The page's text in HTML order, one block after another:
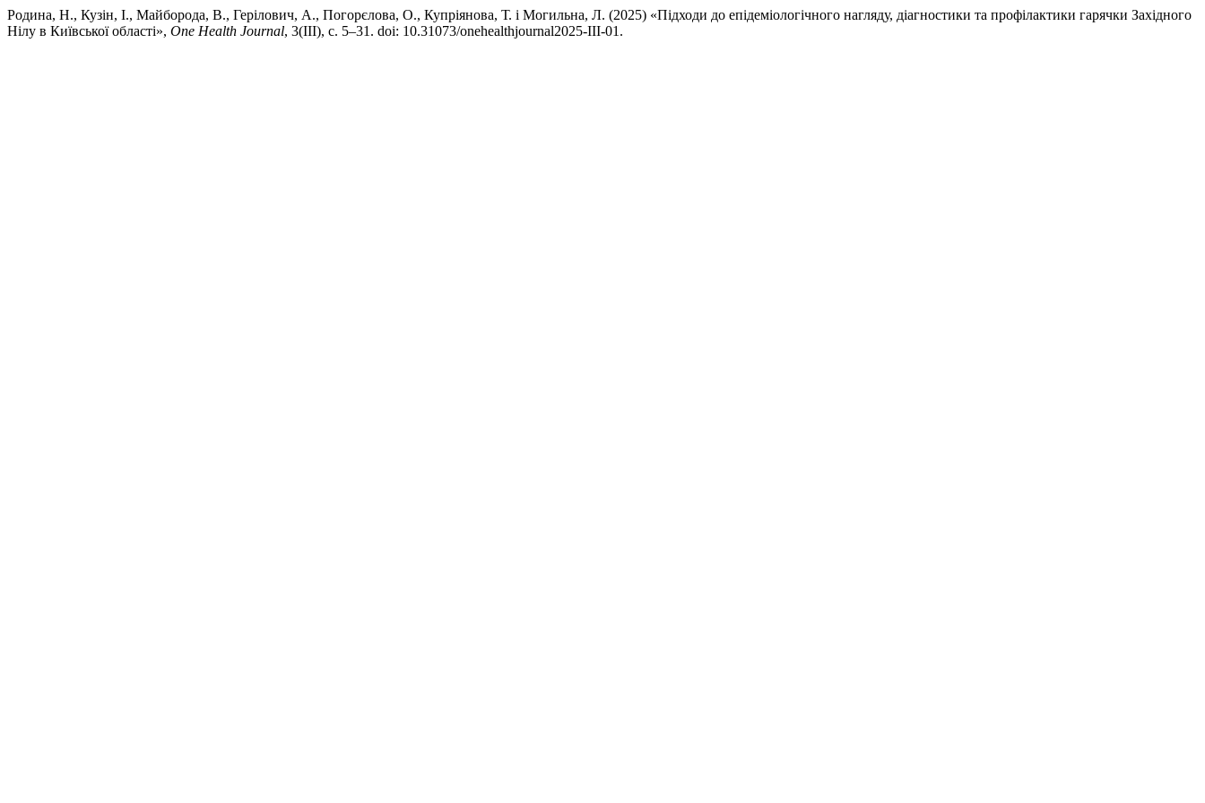
Родина, Н., Кузін, І., Майборода, В., Герілович, А., Погорєлова, О., Купріянова, Т. і Могильна, Л. (2025) «Підходи до епідеміологічного нагляду, діагностики та профілактики гарячки Західного
Нілу в Київської області», One Health Journal, 3(III), с. 5–31. doi: 10.31073/onehealthjournal2025-III-01.